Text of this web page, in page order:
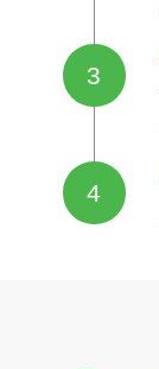
3
4